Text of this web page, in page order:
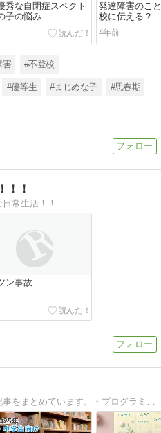
秀な自閉症スペクト
子の悩み
発達障害のこ
校に伝える？
4年前
害 #不登校
#優等生 #まじめな子 #思春期
！！
常生活！！
ン事故
小学生向けの学習に関する記事をまとめています。・プログラミング・英会話・塾等のカテゴリーで自分の子供の体験談も交えて発信中！